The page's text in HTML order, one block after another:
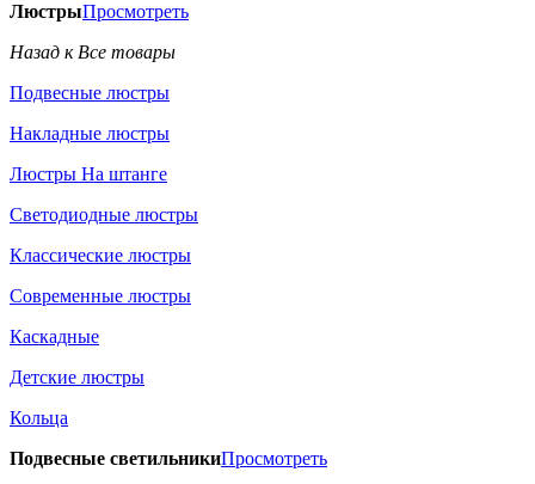
ЛюстрыПросмотреть
Назад к Все товары
Подвесные люстры
Накладные люстры
Люстры На штанге
Светодиодные люстры
Классические люстры
Современные люстры
Каскадные
Детские люстры
Кольца
Подвесные светильникиПросмотреть